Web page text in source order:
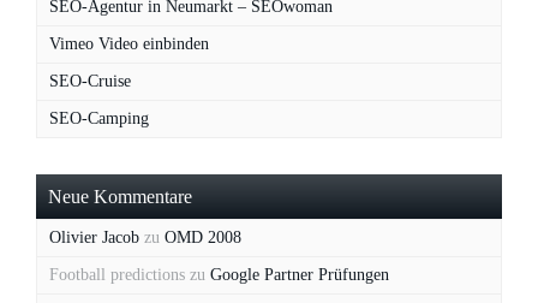
SEO-Agentur in Neumarkt – SEOwoman
Vimeo Video einbinden
SEO-Cruise
SEO-Camping
Neue Kommentare
Olivier Jacob zu OMD 2008
Football predictions zu Google Partner Prüfungen